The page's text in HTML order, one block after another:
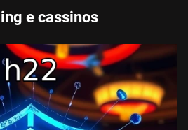
e cassinos